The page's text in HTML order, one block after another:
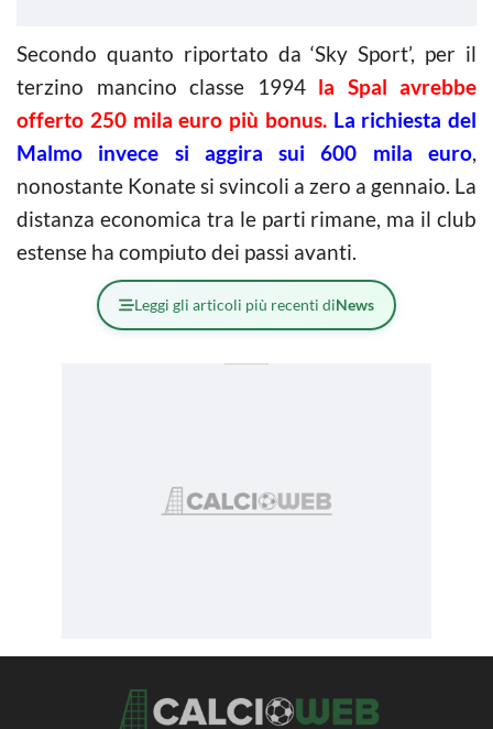
Secondo quanto riportato da ‘Sky Sport’, per il
terzino mancino classe 1994 la Spal avrebbe
offerto 250 mila euro più bonus. La richiesta del
Malmo invece si aggira sui 600 mila euro,
nonostante Konate si svincoli a zero a gennaio. La
distanza economica tra le parti rimane, ma il club
estense ha compiuto dei passi avanti.
Leggi gli articoli più recenti diNews